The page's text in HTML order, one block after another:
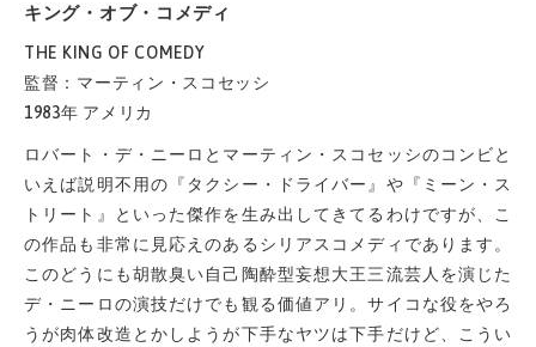
キング・オブ・コメディ
THE KING OF COMEDY
監督：マーティン・スコセッシ
1983年 アメリカ
ロバート・デ・ニーロとマーティン・スコセッシのコンビと
いえば説明不用の『タクシー・ドライバー』や『ミーン・ス
トリート』といった傑作を生み出してきてるわけですが、こ
の作品も非常に見応えのあるシリアスコメディであります。
このどうにも胡散臭い自己陶酔型妄想大王三流芸人を演じた
デ・ニーロの演技だけでも観る価値アリ。サイコな役をやろ
うが肉体改造とかしようが下手なヤツは下手だけど、こうい